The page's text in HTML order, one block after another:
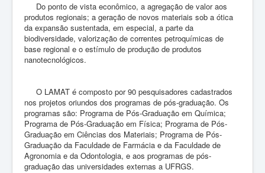
Do ponto de vista econômico, a agregação de valor aos
produtos regionais; a geração de novos materiais sob a ótica
da expansão sustentada, em especial, a parte da
biodiversidade, valorização de correntes petroquímicas de
base regional e o estímulo de produção de produtos
nanotecnológicos.
O LAMAT é composto por 90 pesquisadores cadastrados
nos projetos oriundos dos programas de pós-graduação. Os
programas são: Programa de Pós-Graduação em Química;
Programa de Pós-Graduação em Física; Programa de Pós-
Graduação em Ciências dos Materiais; Programa de Pós-
Graduação da Faculdade de Farmácia e da Faculdade de
Agronomia e da Odontologia, e aos programas de pós-
graduação das universidades externas a UFRGS.